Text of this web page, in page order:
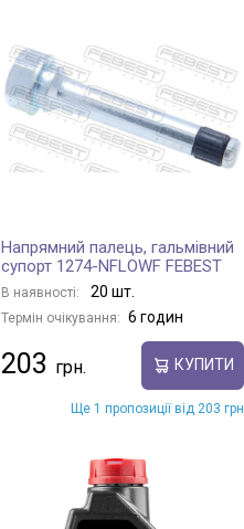
Напрямний палець, гальмівний
супорт 1274-NFLOWF FEBEST
В наявності: 20 шт.
Термін очікування: 6 годин
203 КУПИТИ
Ще 1 пропозиції від 203 грн